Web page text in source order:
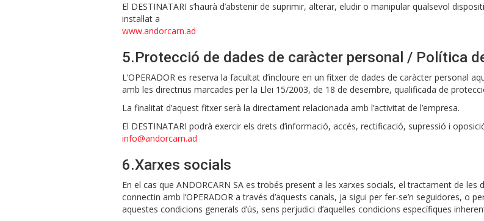
El DESTINATARI s’haurà d’abstenir de suprimir, alterar, eludir o manipular qualsevol
instal·lat a
www.andorcarn.ad
5.Protecció de dades de caràcter personal / Política
L’OPERADOR es reserva la facultat d’incloure en un fitxer de dades de caràcter personal
amb les directrius marcades per la Llei 15/2003, de 18 de desembre, qualificada de
La finalitat d’aquest fitxer serà la directament relacionada amb l’activitat de l’empresa.
El DESTINATARI podrà exercir els drets d’informació, accés, rectificació, supressió i
info@andorcarn.ad
6.Xarxes socials
En el cas que ANDORCARN SA es trobés present a les xarxes socials, el tractament de
connectin amb l’OPERADOR a través d’aquests canals, ja sigui per fer-se’n seguidores, o
aquestes condicions generals d’ús, sens perjudici d’aquelles condicions específiques